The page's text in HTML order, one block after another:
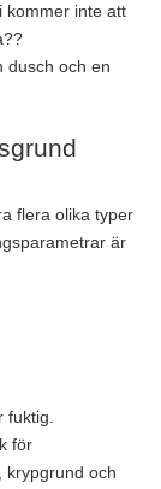
kommer inte att
dusch och en
flera olika typer
är
fuktig.
för
krypgrund och